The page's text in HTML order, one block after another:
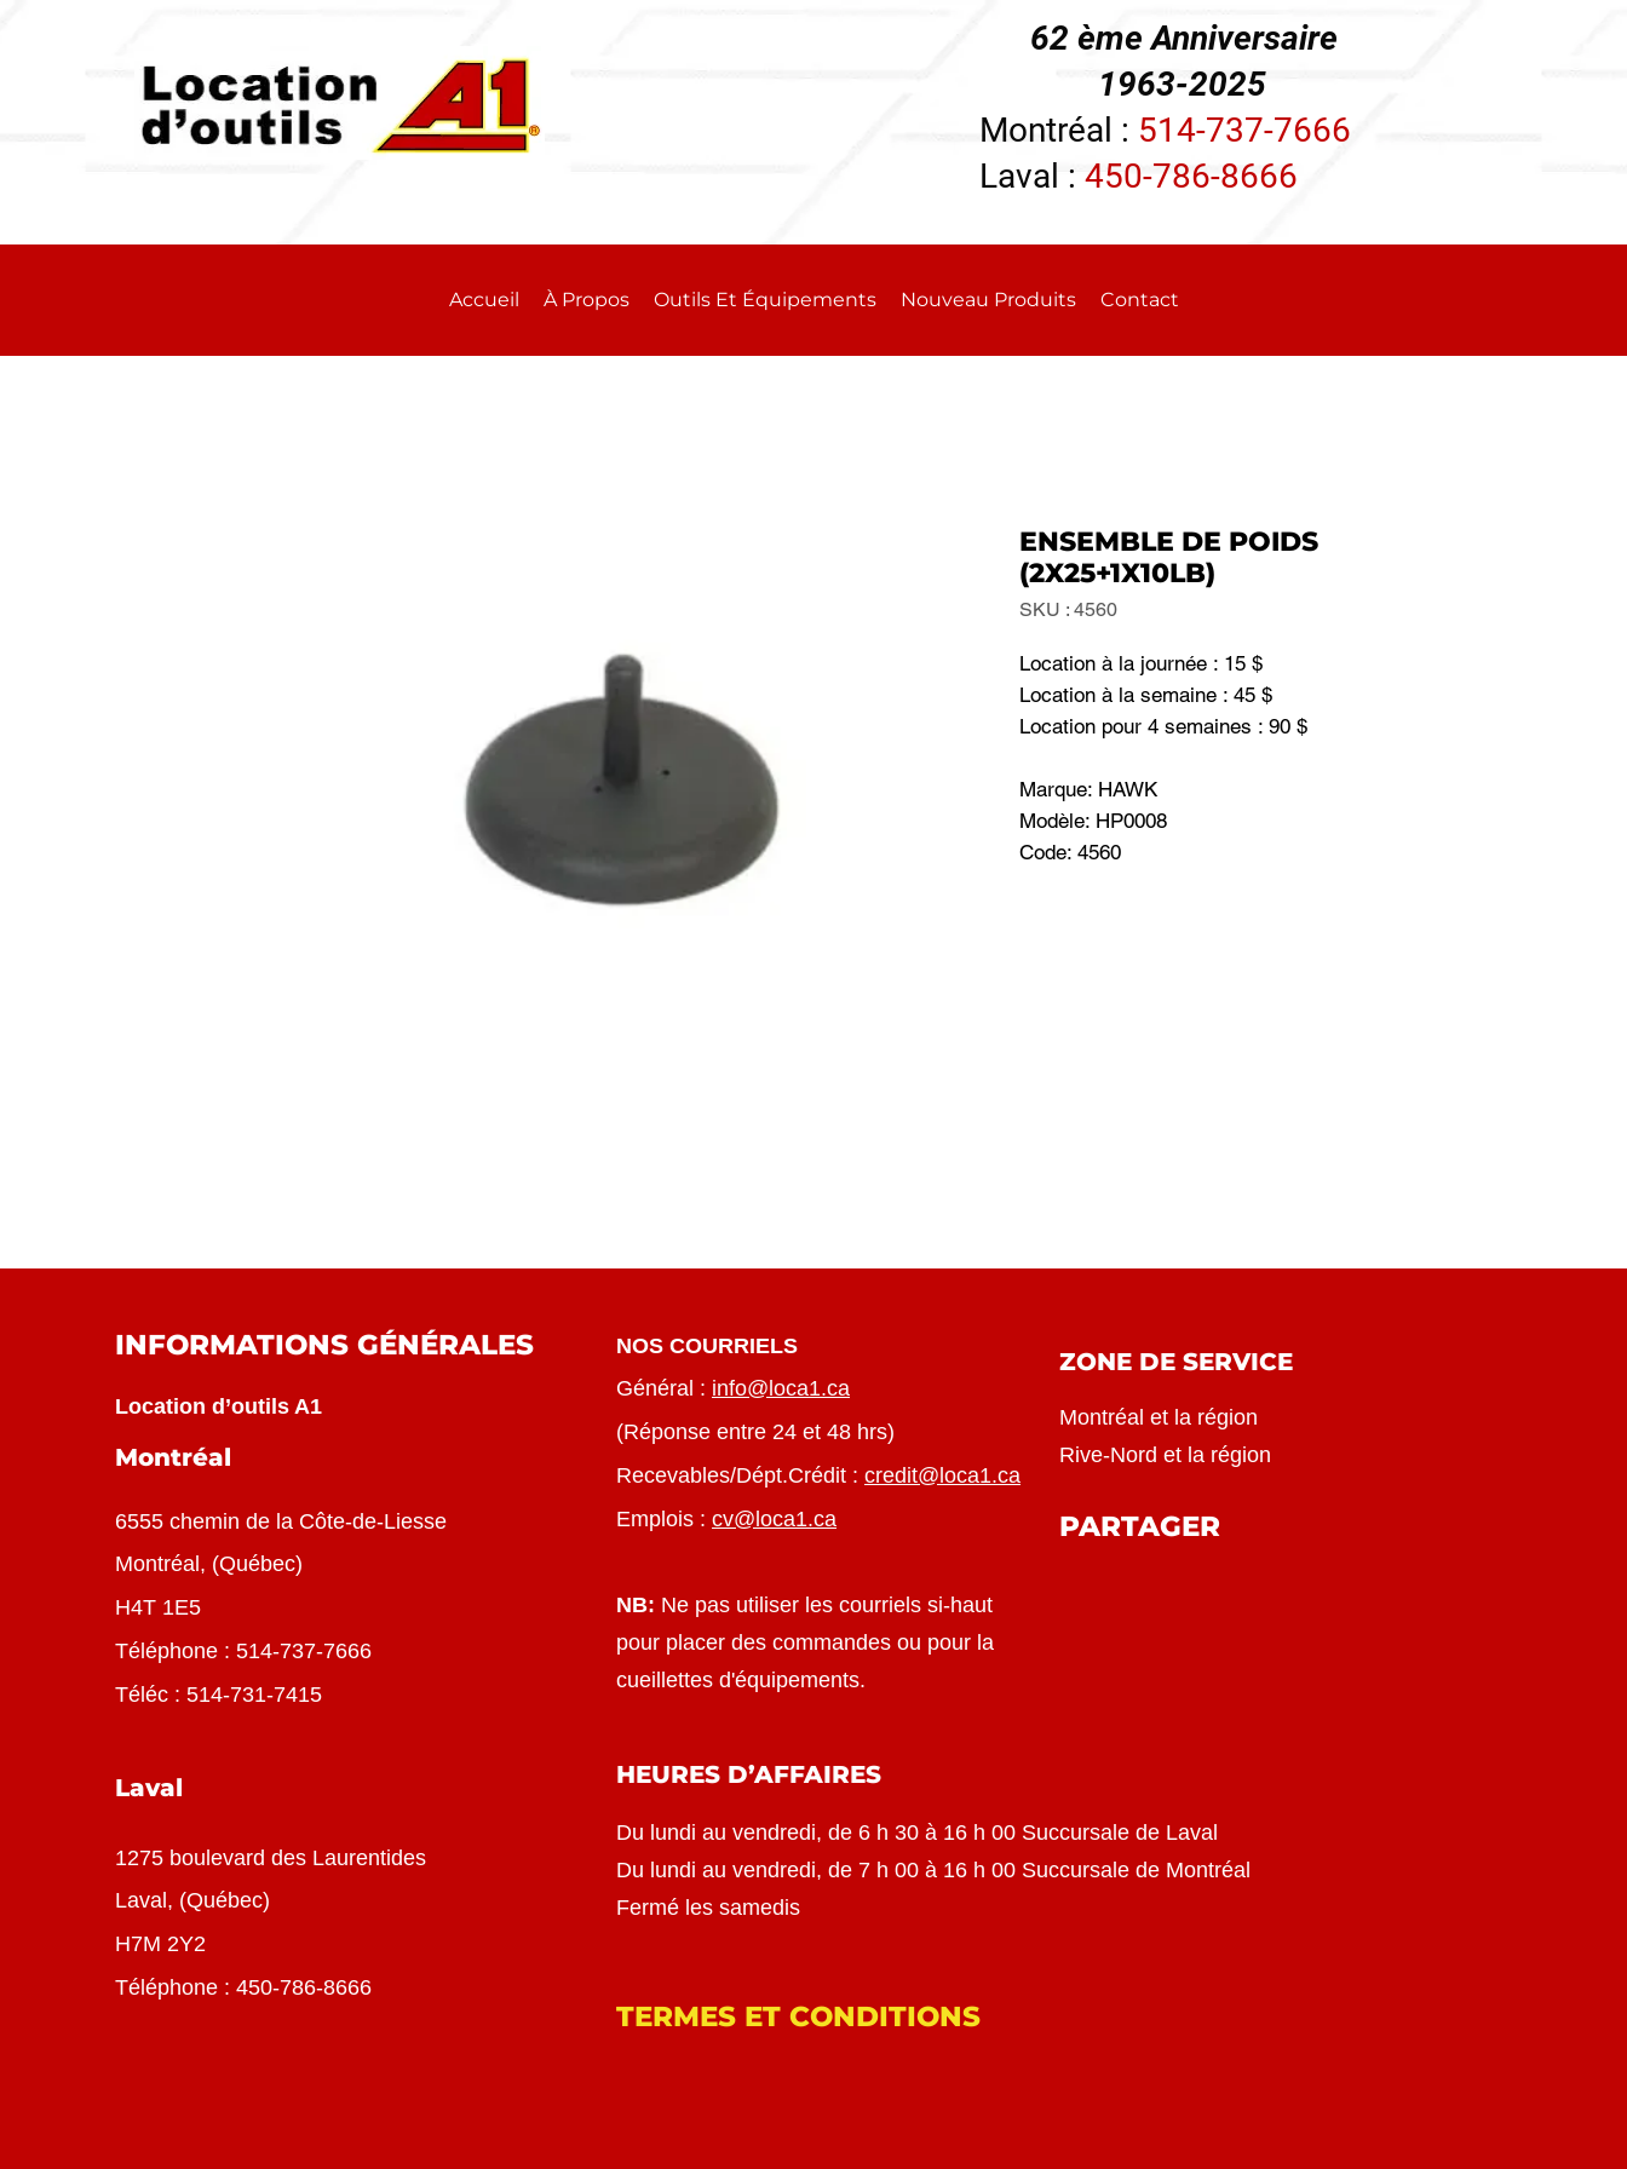
62 ème Anniversaire
1963-2025
Montréal : 514-737-7666
Laval : 450-786-8666
Accueil À Propos Outils Et Équipements Nouveau Produits Contact
ENSEMBLE DE POIDS
(2X25+1X10LB)
SKU : 4560
Location à la journée : 15 $
Location à la semaine : 45 $
Location pour 4 semaines : 90 $
Marque: HAWK
Modèle: HP0008
Code: 4560
INFORMATIONS GÉNÉRALES
Location d’outils A1
Montréal
6555 chemin de la Côte-de-Liesse
Montréal , (Québec)
H4T 1E5
Téléphone : 514-737-7666
Téléc : 514-731-7415
Laval
1275 boulevard des Laurentides
Laval, (Québec)
H7M 2Y2
Téléphone : 450-786-8666
NOS COURRIELS
Général : info@loca1.ca
(Réponse entre 24 et 48 hrs)
Recevables/Dépt.Crédit : credit@loca1.ca
Emplois : cv@loca1.ca
NB: Ne pas utiliser les courriels si-haut
pour placer des commandes ou pour la
cueillettes d'équipements.
HEURES D’AFFAIRES
Du lundi au vendredi, de 6 h 30 à 16 h 00 Succursale de Laval
Du lundi au vendredi, de 7 h 00 à 16 h 00 Succursale de Montréal
Fermé les samedis
TERMES ET CONDITIONS
ZONE DE SERVICE
Montréal et la région
Rive-Nord et la région
PARTAGER